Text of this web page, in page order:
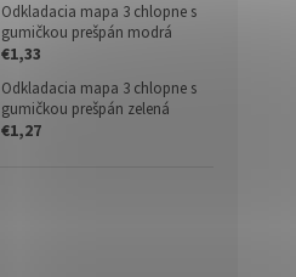
Odkladacia mapa 3 chlopne s
gumičkou prešpán modrá
€1,33
Odkladacia mapa 3 chlopne s
gumičkou prešpán zelená
€1,27